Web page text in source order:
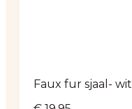
Faux fur sjaal- wit